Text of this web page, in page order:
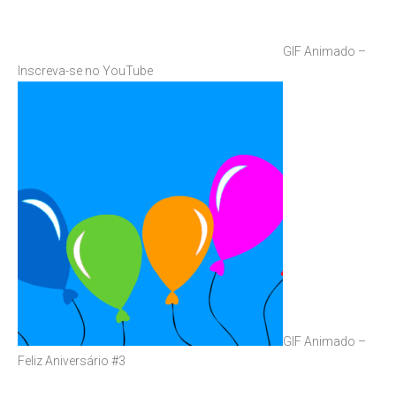
GIF Animado –
Inscreva-se no YouTube
GIF Animado –
Feliz Aniversário #3